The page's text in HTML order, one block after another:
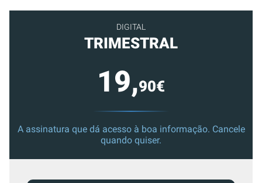
DIGITAL
TRIMESTRAL
19,90€
A assinatura que dá acesso à boa informação. Cancele
quando quiser.